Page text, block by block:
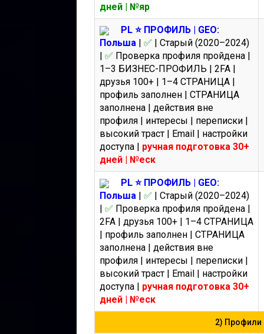
дней | №яр
PL ⭐️ ПРОФИЛЬ | GEO:
Польша | ✅ | Старый (2020–2024)
| ✅ Проверка профиля пройдена |
1–3 БИЗНЕС-ПРОФИЛЬ | 2FA |
друзья 100+ | 1–4 СТРАНИЦА |
профиль заполнен | СТРАНИЦА
заполнена | действия вне
профиля | интересы | переписки |
высокий траст | Email | настройки
доступа | ручная подготовка 30+
дней | №еск
PL ⭐️ ПРОФИЛЬ | GEO:
Польша | ✅ | Старый (2020–2024)
| ✅ Проверка профиля пройдена |
2FA | друзья 100+ | 1–4 СТРАНИЦА
| профиль заполнен | СТРАНИЦА
заполнена | действия вне
профиля | интересы | переписки |
высокий траст | Email | настройки
доступа | ручная подготовка 30+
дней | №еск
2) Профили